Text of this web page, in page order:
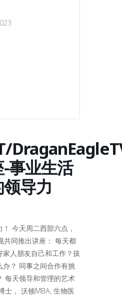
事业生活
导力
今天周二西部六点，
共同推出讲座： 每天都
家人朋友自己和工作？孩
办？ 同事之间合作有挑
每天领导和管理的艺术
士， 沃顿MBA, 生物医